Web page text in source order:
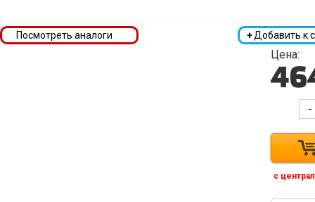
+Добавить к
Посмотреть аналоги
Цена:
-
с